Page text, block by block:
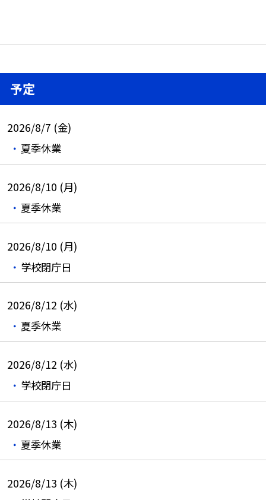
予定
2026/8/7 (金)
夏季休業
2026/8/10 (月)
夏季休業
2026/8/10 (月)
学校閉庁日
2026/8/12 (水)
夏季休業
2026/8/12 (水)
学校閉庁日
2026/8/13 (木)
夏季休業
2026/8/13 (木)